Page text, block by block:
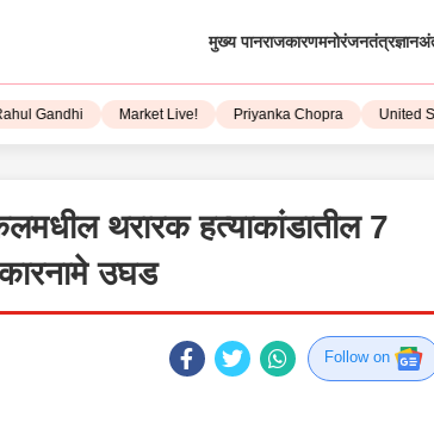
मुख्य पानराजकारणमनोरंजनतंत्रज्ञान
Gandhi Market Live! Priyanka Chopra United State
थरारक हत्याकांडातील 7
उघड
Follow on